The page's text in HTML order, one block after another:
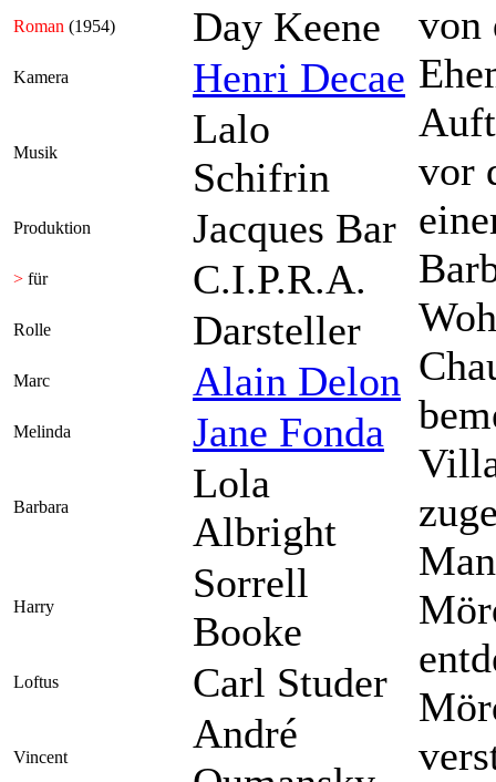
von
vor
Roman (1954) Day Keene
Kamera Henri Decae
Musik
Lalo
Schifrin
Produktion Jacques Bar
> für C.I.P.R.A.
Rolle Darsteller
Marc Alain Delon
Melinda Jane Fonda
Barbara
Lola
Albright
Harry
Sorrell
Booke
Loftus Carl Studer
Vincent
André